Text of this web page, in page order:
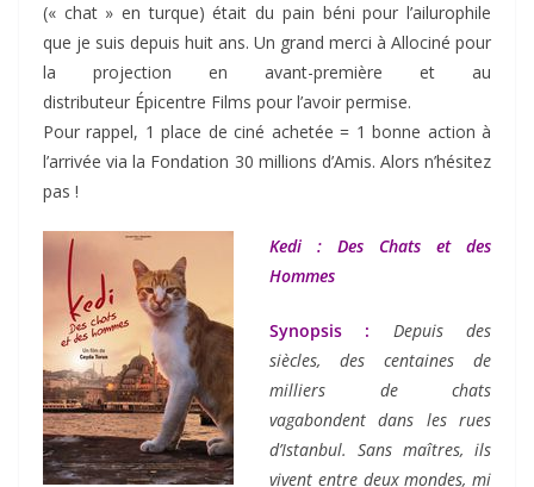
(« chat » en turque) était du pain béni pour l’ailurophile
que je suis depuis huit ans. Un grand merci à Allociné pour
la projection en avant-première et au
distributeur Épicentre Films pour l’avoir permise.
Pour rappel, 1 place de ciné achetée = 1 bonne action à
l’arrivée via la Fondation 30 millions d’Amis. Alors n’hésitez
pas !
Kedi : Des Chats et des
Hommes
Synopsis :
Depuis des
siècles, des centaines de
milliers de chats
vagabondent dans les rues
d’Istanbul. Sans maîtres, ils
vivent entre deux mondes, mi